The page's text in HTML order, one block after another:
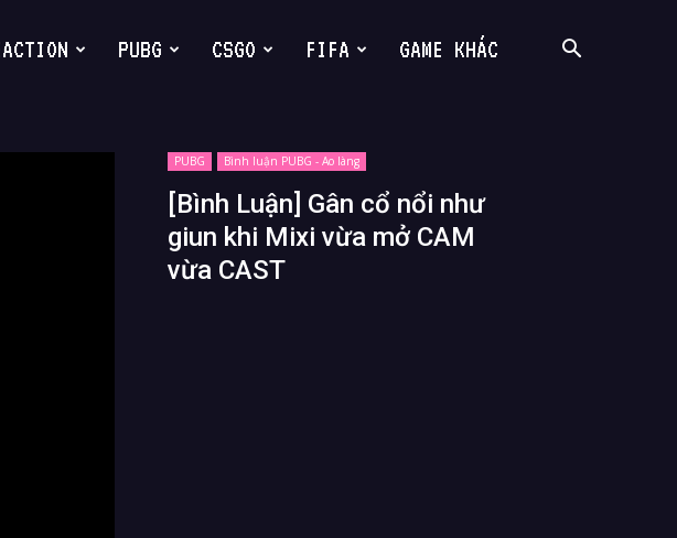
PUBG CSGO FIFA GAME KHÁC
PUBG Bình luận PUBG - Ao làng
[Bình Luận] Gân cổ nổi như
giun khi Mixi vừa mở CAM
vừa CAST